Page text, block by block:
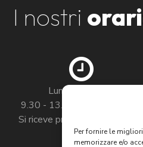
Per fornire le
memorizzare e/o
I nostri
Lunedì - venerdì
9.30 - 13.30 | 14.30 - 18.30
Si riceve previo appuntamento